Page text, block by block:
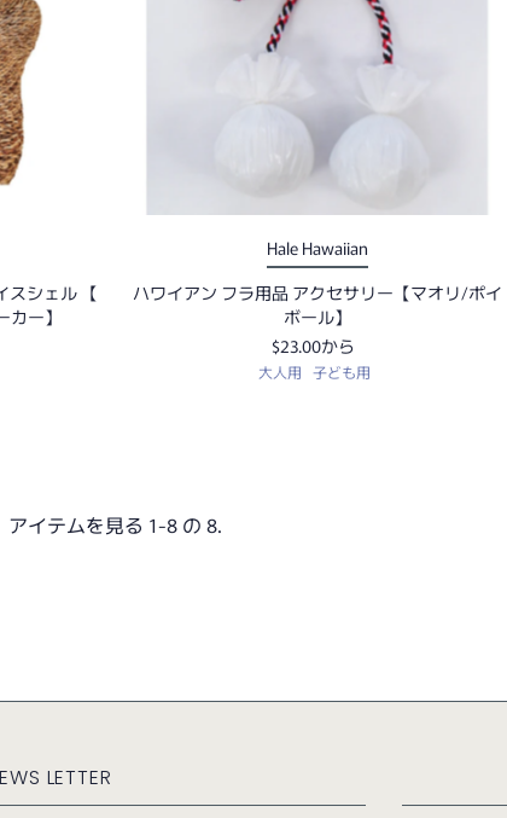
スシェル 【
ー】
Hale Hawaiian
ハワイアン フラ用品 アクセサリー【マオリ/ポイ
ボール】
$23.00から
大人用 子ども用
アイテムを見る 1-8 の 8.
LETTER